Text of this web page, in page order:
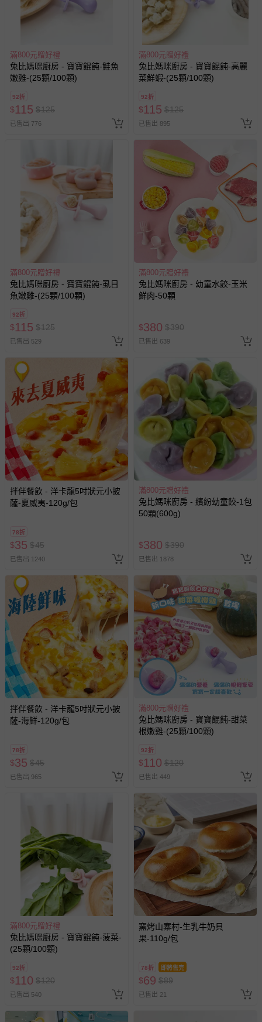
滿800元贈好禮
兔比媽咪廚房 - 寶寶餛飩-鮭魚
嫩雞-(25顆/100顆)
92折
$115 $125
已售出 776
滿800元贈好禮
兔比媽咪廚房 - 寶寶餛飩-高麗
菜鮮蝦-(25顆/100顆)
92折
$115 $125
已售出 895
滿800元贈好禮
兔比媽咪廚房 - 寶寶餛飩-虱目
魚嫩雞-(25顆/100顆)
92折
$115 $125
已售出 529
滿800元贈好禮
兔比媽咪廚房 - 幼童水餃-玉米
鮮肉-50顆
$380 $390
已售出 639
拌伴餐飲 - 洋卡龍5吋狀元小披
薩-夏威夷-120g/包
78折
$35 $45
已售出 1240
滿800元贈好禮
兔比媽咪廚房 - 繽紛幼童餃-1包
50顆(600g)
$380 $390
已售出 1878
拌伴餐飲 - 洋卡龍5吋狀元小披
薩-海鮮-120g/包
78折
$35 $45
已售出 965
滿800元贈好禮
兔比媽咪廚房 - 寶寶餛飩-甜菜
根嫩雞-(25顆/100顆)
92折
$110 $120
已售出 449
滿800元贈好禮
兔比媽咪廚房 - 寶寶餛飩-菠菜-
(25顆/100顆)
92折
$110 $120
已售出 540
窯烤山寨村-生乳牛奶貝
果-110g/包
78折 即將售完
$69 $89
已售出 21